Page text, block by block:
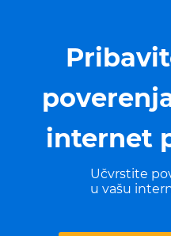
internet
Učvrstite
u vašu